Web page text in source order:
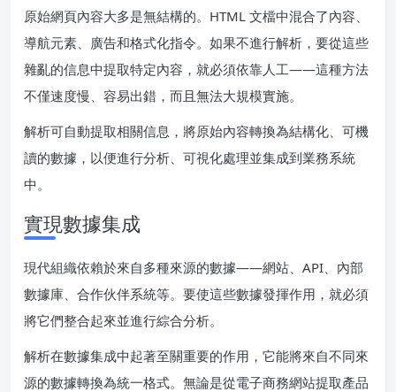
原始網頁內容大多是無結構的。HTML 文檔中混合了內容、
導航元素、廣告和格式化指令。如果不進行解析，要從這些
雜亂的信息中提取特定內容，就必須依靠人工——這種方法
不僅速度慢、容易出錯，而且無法大規模實施。
解析可自動提取相關信息，將原始內容轉換為結構化、可機
讀的數據，以便進行分析、可視化處理並集成到業務系統
中。
實現數據集成
現代組織依賴於來自多種來源的數據——網站、API、內部
數據庫、合作伙伴系統等。要使這些數據發揮作用，就必須
將它們整合起來並進行綜合分析。
解析在數據集成中起著至關重要的作用，它能將來自不同來
源的數據轉換為統一格式。無論是從電子商務網站提取產品